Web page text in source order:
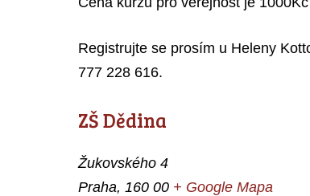
Registrujte se prosím u Heleny
777 228 616.
ZŠ Dědina
Žukovského 4
Praha, 160 00 + Google Mapa